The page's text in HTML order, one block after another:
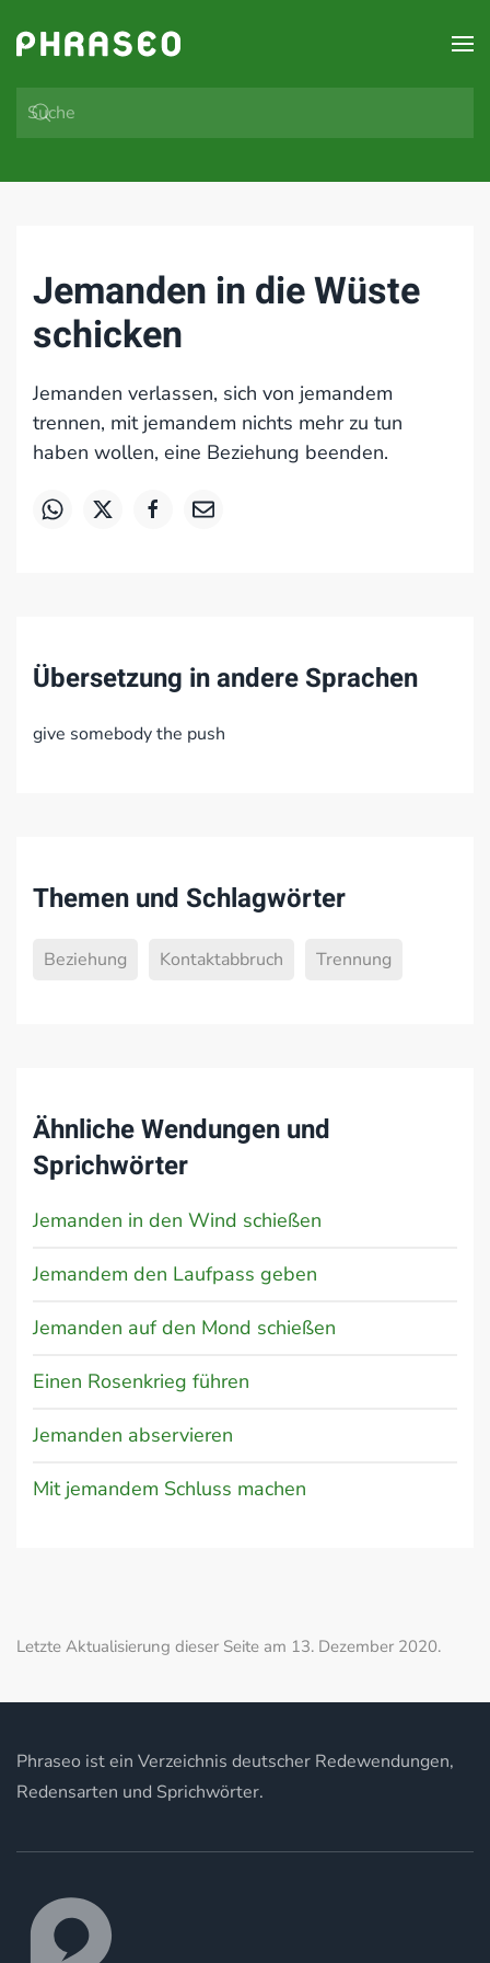
Zum Hauptinhalt springen
Jemanden in die Wüste
schicken
Jemanden verlassen, sich von jemandem
trennen, mit jemandem nichts mehr zu tun
haben wollen, eine Beziehung beenden.
Übersetzung in andere Sprachen
give somebody the push
Themen und Schlagwörter
Beziehung Kontaktabbruch Trennung
Ähnliche Wendungen und
Sprichwörter
Jemanden in den Wind schießen
Jemandem den Laufpass geben
Jemanden auf den Mond schießen
Einen Rosenkrieg führen
Jemanden abservieren
Mit jemandem Schluss machen
Letzte Aktualisierung dieser Seite am 13. Dezember 2020.
Phraseo ist ein Verzeichnis deutscher Redewendungen,
Redensarten und Sprichwörter.